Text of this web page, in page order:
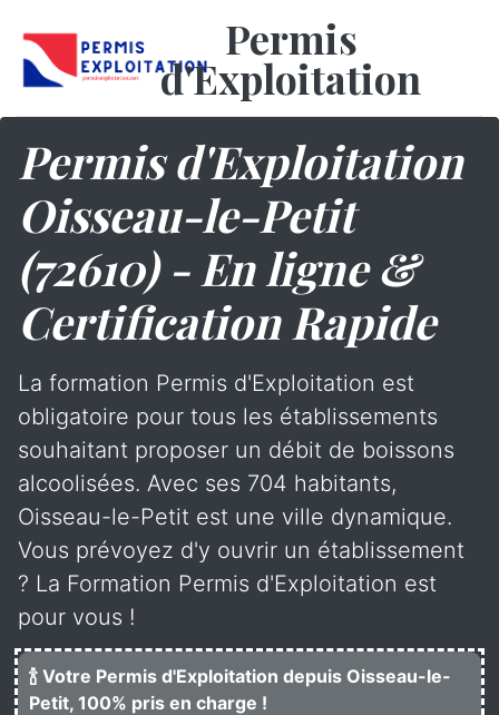
Permis
d'Exploitation
Permis d'Exploitation
Oisseau-le-Petit
(72610) - En ligne &
Certification Rapide
La formation Permis d'Exploitation est
obligatoire pour tous les établissements
souhaitant proposer un débit de boissons
alcoolisées. Avec ses 704 habitants,
Oisseau-le-Petit est une ville dynamique.
Vous prévoyez d'y ouvrir un établissement
? La Formation Permis d'Exploitation est
pour vous !
🍾 Votre Permis d'Exploitation depuis Oisseau-le-
Petit, 100% pris en charge !